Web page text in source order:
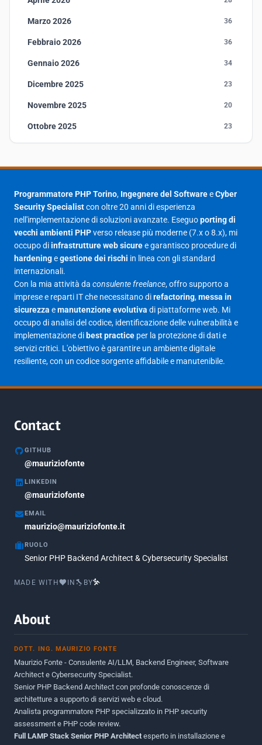
Marzo 2026 36
Febbraio 2026 36
Gennaio 2026 34
Dicembre 2025 23
Novembre 2025 20
Ottobre 2025 23
Agosto 2025 1
23
Giugno 2025
Maggio 2025 27
Aprile 2025
Marzo 2025
Febbraio 2025 17
Gennaio 2025
Giugno 2023
Maggio 2023
Agosto 2020
Marzo 2018
Febbraio 2018
Marzo 2017
Luglio 2016
Febbraio 2016
Giugno 2012
Maggio 2011
Dicembre 2010
Ottobre 2010
Maggio 2010
Programmatore PHP Torino, Ingegnere del SoftwareeCyber
Security Specialistcon oltre 20 anni di esperienza
nell'implementazione di soluzioni avanzate. Eseguoporting di
vecchi ambienti PHPverso release più moderne (7.x o 8.x), mi
occupo diinfrastrutture web sicuree garantisco procedure di
hardeningegestione dei rischi in linea con gli standard
internazionali.
Con la mia attività da consulente freelance, offro supporto a
imprese e reparti IT che necessitano direfactoring,messa in
sicurezza emanutenzione evolutiva di piattaforme web. Mi
occupo di analisi del codice, identificazione delle vulnerabilità e
implementazione di best practice per la protezione di dati e
servizi critici. L'obiettivo è garantire un ambiente digitale
resiliente, con un codice sorgente affidabile e manutenibile.
Contact
GITHUB
@mauriziofonte
LINKEDIN
@mauriziofonte
EMAIL
maurizio@mauriziofonte.it
RUOLO
Senior PHP Backend Architect & Cybersecurity Specialist
MADE WITH IN BY
About
DOTT. ING. MAURIZIO FONTE
Maurizio Fonte - Consulente AI/LLM, Backend Engineer, Software
Architect e Cybersecurity Specialist.
Senior PHP Backend Architect con profonde conoscenze di
architetture a supporto di servizi web e cloud.
Analista programmatore PHP specializzato in PHP security
assessment e PHP code review.
Full LAMP Stack Senior PHP Architect esperto in installazione e